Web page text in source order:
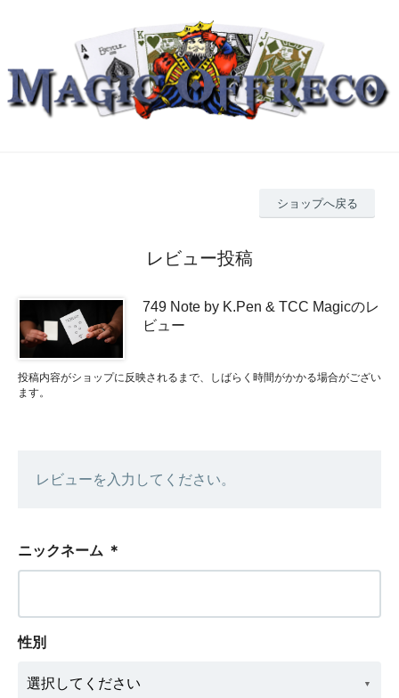
ショップへ戻る
レビュー投稿
749 Note by K.Pen & TCC Magicのレ
ビュー
投稿内容がショップに反映されるまで、しばらく時間がかかる場合がござい
ます。
レビューを入力してください。
ニックネーム ＊
性別